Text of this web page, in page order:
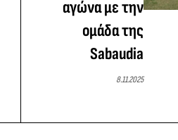
αγώνα με την
ομάδα της
Sabaudia
8.11.2025